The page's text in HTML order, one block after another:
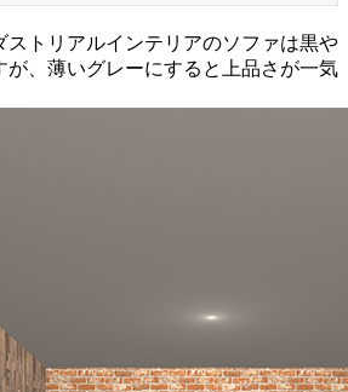
ストリアルインテリアのソファは黒や
が、薄いグレーにすると上品さが一気